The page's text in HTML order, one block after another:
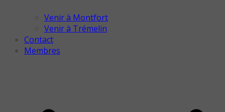
Venir à Montfort
Venir à Trémelin
Contact
Membres